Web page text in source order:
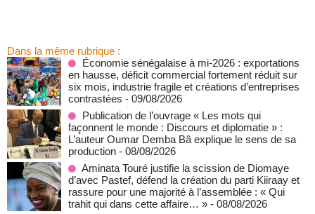
Dans la même rubrique :
Économie sénégalaise à mi-2026 : exportations
en hausse, déficit commercial fortement réduit sur
six mois, industrie fragile et créations d’entreprises
contrastées - 09/08/2026
Publication de l’ouvrage « Les mots qui
façonnent le monde : Discours et diplomatie » :
L’auteur Oumar Demba Bâ explique le sens de sa
production - 08/08/2026
Aminata Touré justifie la scission de Diomaye
d’avec Pastef, défend la création du parti Kiiraay et
rassure pour une majorité à l’assemblée : « Qui
trahit qui dans cette affaire… » - 08/08/2026